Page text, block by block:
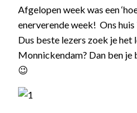
Afgelopen week was een
enerverende week! Ons
Dus beste lezers zoek je
Monnickendam? Dan ben je
😉